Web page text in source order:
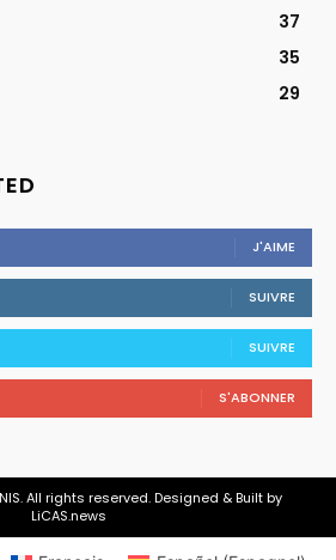
37
35
29
J'AIME
SUIVRE
SUIVRE
S'ABONNER
All rights reserved. Designed & Built by
LiCAS.news